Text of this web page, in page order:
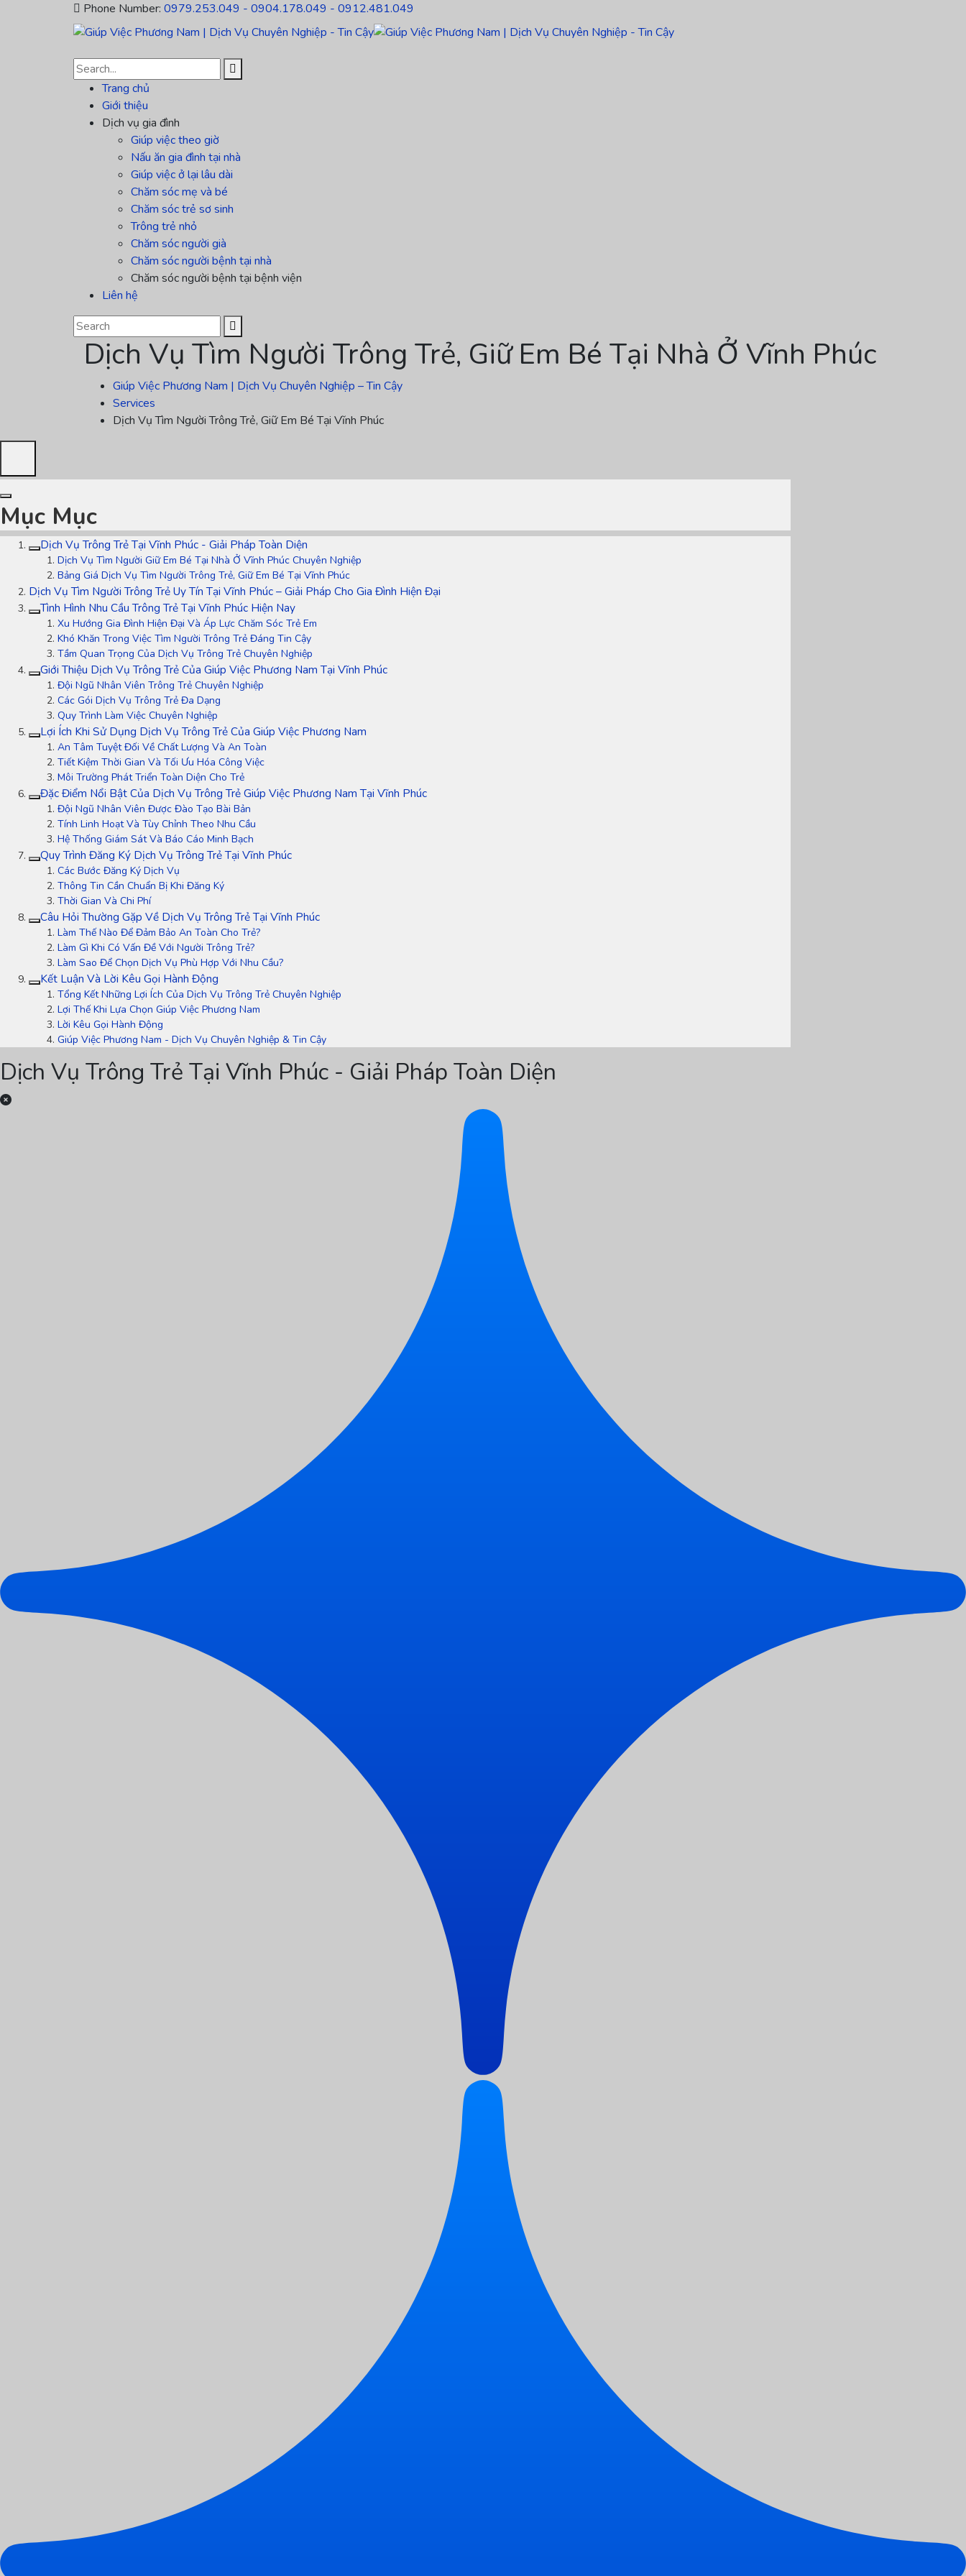
Phone Number: 0979.253.049 - 0904.178.049 - 0912.481.049
Trang chủ
Giới thiệu
Dịch vụ gia đình
Giúp việc theo giờ
Nấu ăn gia đình tại nhà
Giúp việc ở lại lâu dài
Chăm sóc mẹ và bé
Chăm sóc trẻ sơ sinh
Trông trẻ nhỏ
Chăm sóc người già
Chăm sóc người bệnh tại nhà
Chăm sóc người bệnh tại bệnh viện
Liên hệ
Dịch Vụ Tìm Người Trông Trẻ, Giữ Em Bé Tại Nhà Ở Vĩnh Phúc
Giúp Việc Phương Nam | Dịch Vụ Chuyên Nghiệp – Tin Cậy
Services
Dịch Vụ Tìm Người Trông Trẻ, Giữ Em Bé Tại Vĩnh Phúc
Mục Mục
Dịch Vụ Trông Trẻ Tại Vĩnh Phúc - Giải Pháp Toàn Diện
Dịch Vụ Tìm Người Giữ Em Bé Tại Nhà Ở Vĩnh Phúc Chuyên Nghiệp
Bảng Giá Dịch Vụ Tìm Người Trông Trẻ, Giữ Em Bé Tại Vĩnh Phúc
Dịch Vụ Tìm Người Trông Trẻ Uy Tín Tại Vĩnh Phúc – Giải Pháp Cho Gia Đình Hiện Đại
Tình Hình Nhu Cầu Trông Trẻ Tại Vĩnh Phúc Hiện Nay
Xu Hướng Gia Đình Hiện Đại Và Áp Lực Chăm Sóc Trẻ Em
Khó Khăn Trong Việc Tìm Người Trông Trẻ Đáng Tin Cậy
Tầm Quan Trọng Của Dịch Vụ Trông Trẻ Chuyên Nghiệp
Giới Thiệu Dịch Vụ Trông Trẻ Của Giúp Việc Phương Nam Tại Vĩnh Phúc
Đội Ngũ Nhân Viên Trông Trẻ Chuyên Nghiệp
Các Gói Dịch Vụ Trông Trẻ Đa Dạng
Quy Trình Làm Việc Chuyên Nghiệp
Lợi Ích Khi Sử Dụng Dịch Vụ Trông Trẻ Của Giúp Việc Phương Nam
An Tâm Tuyệt Đối Về Chất Lượng Và An Toàn
Tiết Kiệm Thời Gian Và Tối Ưu Hóa Công Việc
Môi Trường Phát Triển Toàn Diện Cho Trẻ
Đặc Điểm Nổi Bật Của Dịch Vụ Trông Trẻ Giúp Việc Phương Nam Tại Vĩnh Phúc
Đội Ngũ Nhân Viên Được Đào Tạo Bài Bản
Tính Linh Hoạt Và Tùy Chỉnh Theo Nhu Cầu
Hệ Thống Giám Sát Và Báo Cáo Minh Bạch
Quy Trình Đăng Ký Dịch Vụ Trông Trẻ Tại Vĩnh Phúc
Các Bước Đăng Ký Dịch Vụ
Thông Tin Cần Chuẩn Bị Khi Đăng Ký
Thời Gian Và Chi Phí
Câu Hỏi Thường Gặp Về Dịch Vụ Trông Trẻ Tại Vĩnh Phúc
Làm Thế Nào Để Đảm Bảo An Toàn Cho Trẻ?
Làm Gì Khi Có Vấn Đề Với Người Trông Trẻ?
Làm Sao Để Chọn Dịch Vụ Phù Hợp Với Nhu Cầu?
Kết Luận Và Lời Kêu Gọi Hành Động
Tổng Kết Những Lợi Ích Của Dịch Vụ Trông Trẻ Chuyên Nghiệp
Lợi Thế Khi Lựa Chọn Giúp Việc Phương Nam
Lời Kêu Gọi Hành Động
Giúp Việc Phương Nam - Dịch Vụ Chuyên Nghiệp & Tin Cậy
Dịch Vụ Trông Trẻ Tại Vĩnh Phúc - Giải Pháp Toàn Diện